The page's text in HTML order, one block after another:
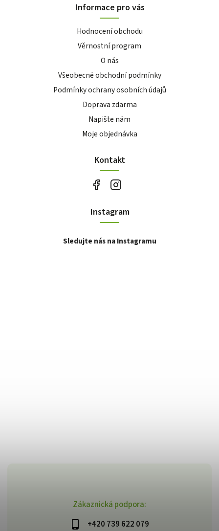
Zákaznická podpora:
+420 739 622 079
Informace pro vás
Hodnocení obchodu
Věrnostní program
O nás
Všeobecné obchodní podmínky
Podmínky ochrany osobních údajů
Doprava zdarma
Napište nám
Moje objednávka
Kontakt
Instagram
Sledujte nás na Instagramu